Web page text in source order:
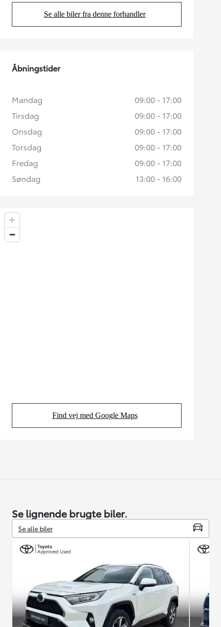
Se alle biler fra denne forhandler
(Opens in new tab)
Find vej med Google Maps
(Opens in new tab)
Åbningstider
Mandag
09:00 - 17:00
Tirsdag
09:00 - 17:00
Onsdag
09:00 - 17:00
Torsdag
09:00 - 17:00
Fredag
09:00 - 17:00
Søndag
13:00 - 16:00
Se lignende brugte biler.
Se alle biler